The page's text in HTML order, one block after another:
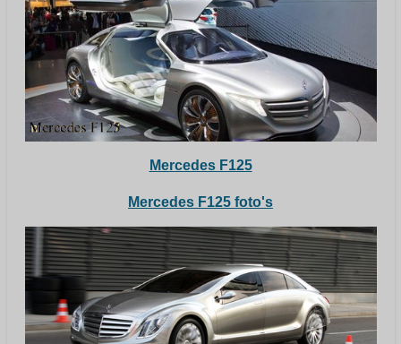
Mercedes F125
Mercedes F125 foto's